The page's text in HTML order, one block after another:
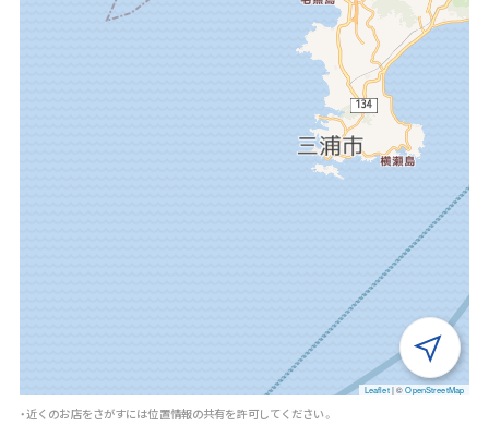
Leaflet |©OpenStreetMap
・近くのお店をさがすには位置情報の共有を許可してください。